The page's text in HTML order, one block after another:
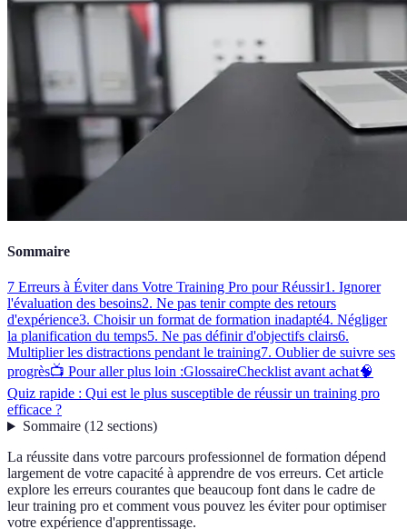
Sommaire
7 Erreurs à Éviter dans Votre Training Pro pour Réussir1. Ignorer
l'évaluation des besoins2. Ne pas tenir compte des retours
d'expérience3. Choisir un format de formation inadapté4. Négliger
la planification du temps5. Ne pas définir d'objectifs clairs6.
Multiplier les distractions pendant le training7. Oublier de suivre ses
progrès📺 Pour aller plus loin :GlossaireChecklist avant achat🧠
Quiz rapide : Qui est le plus susceptible de réussir un training pro
efficace ?
Sommaire(12 sections)
La réussite dans votre parcours professionnel de formation dépend
largement de votre capacité à apprendre de vos erreurs. Cet article
explore les erreurs courantes que beaucoup font dans le cadre de
leur training pro et comment vous pouvez les éviter pour optimiser
votre expérience d'apprentissage.